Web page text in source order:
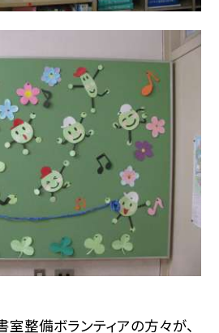
室整備ボランティアの方々が、